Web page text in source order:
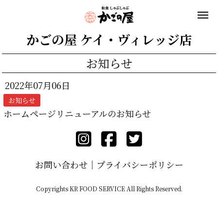
かごの屋 ケイ・ヴィレッジ店
お知らせ
2022年07月06日
お知らせ
ホームページリニューアルのお知らせ
お問い合わせ プライバシーポリシー
Copyrights KR FOOD SERVICE All Rights Reserved.